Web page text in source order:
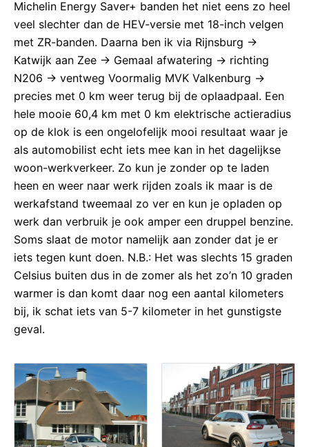
Michelin Energy Saver+ banden het niet eens zo heel
veel slechter dan de HEV-versie met 18-inch velgen
met ZR-banden. Daarna ben ik via Rijnsburg ->
Katwijk aan Zee -> Gemaal afwatering -> richting
N206 -> ventweg Voormalig MVK Valkenburg ->
precies met 0 km weer terug bij de oplaadpaal. Een
hele mooie 60,4 km met 0 km elektrische actieradius
op de klok is een ongelofelijk mooi resultaat waar je
als automobilist echt iets mee kan in het dagelijkse
woon-werkverkeer. Zo kun je zonder op te laden
heen en weer naar werk rijden zoals ik maar is de
werkafstand tweemaal zo ver en kun je opladen op
werk dan verbruik je ook amper een druppel benzine.
Soms slaat de motor namelijk aan zonder dat je er
iets tegen kunt doen. N.B.: Het was slechts 15 graden
Celsius buiten dus in de zomer als het zo’n 10 graden
warmer is dan komt daar nog een aantal kilometers
bij, ik schat iets van 5-7 kilometer in het gunstigste
geval.